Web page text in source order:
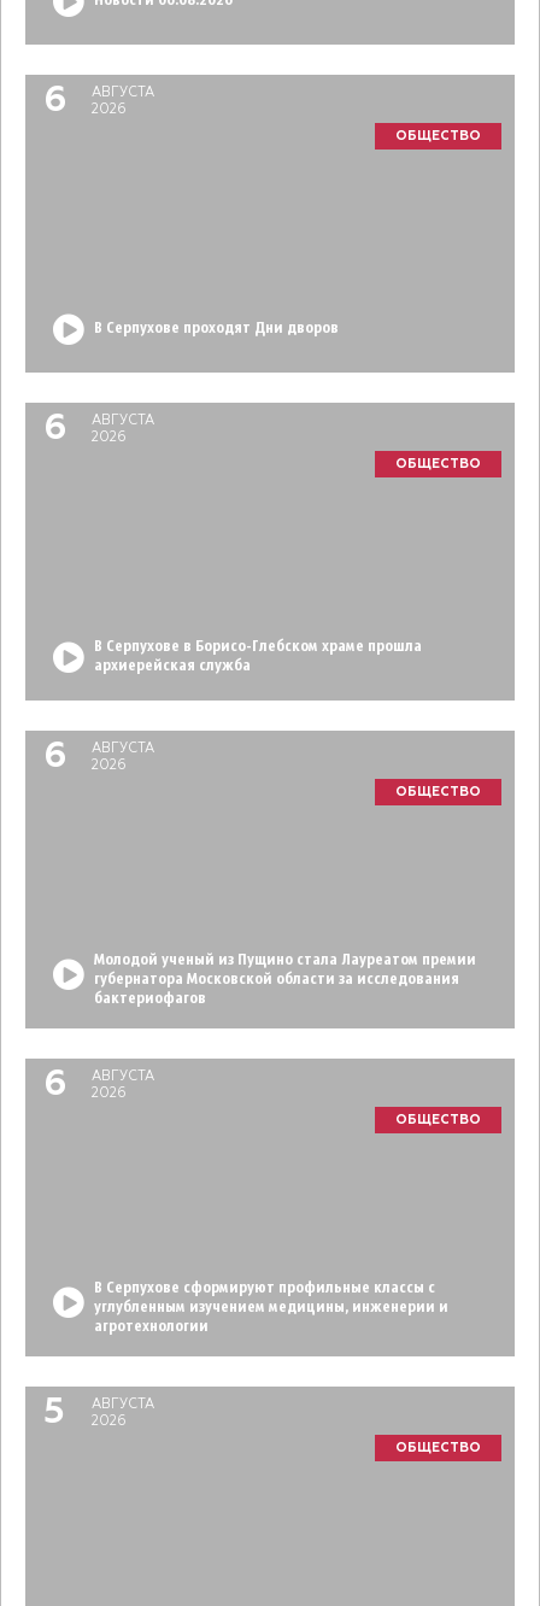
6
АВГУСТА
2026
ОБЩЕСТВО
В Серпухове проходят Дни дворов
6
АВГУСТА
2026
ОБЩЕСТВО
В Серпухове в Борисо-Глебском храме прошла
архиерейская служба
6
АВГУСТА
2026
ОБЩЕСТВО
Молодой ученый из Пущино стала Лауреатом премии
губернатора Московской области за исследования
бактериофагов
6
АВГУСТА
2026
ОБЩЕСТВО
В Серпухове сформируют профильные классы с
углубленным изучением медицины, инженерии и
агротехнологии
5
АВГУСТА
2026
ОБЩЕСТВО